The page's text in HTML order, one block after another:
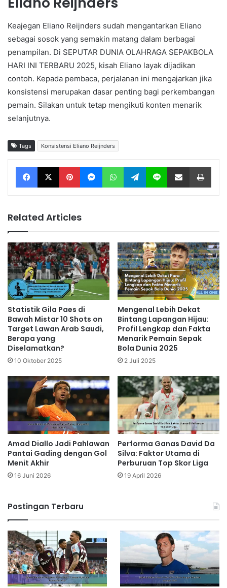
Keajegan Eliano Reijnders sudah mengantarkan Eliano
sebagai sosok yang semakin matang dalam berbagai
penampilan. Di SEPUTAR DUNIA OLAHRAGA SEPAKBOLA
HARI INI TERBARU 2025, kisah Eliano layak dijadikan
contoh. Kepada pembaca, perjalanan ini mengajarkan jika
konsistensi merupakan dasar penting bagi perkembangan
pemain. Silakan untuk tetap mengikuti konten menarik
selanjutnya.
Tags Konsistensi Eliano Reijnders
Facebook X Pinterest Messenger WhatsApp Telegram Line Share via Email
Related Articles
Statistik Gila Paes di
Bawah Mistar 10 Shots on
Target Lawan Arab Saudi,
Berapa yang
Diselamatkan?
10 Oktober 2025
Mengenal Lebih Dekat
Bintang Lapangan Hijau:
Profil Lengkap dan Fakta
Menarik Pemain Sepak
Bola Dunia 2025
2 Juli 2025
Amad Diallo Jadi Pahlawan
Pantai Gading dengan Gol
Menit Akhir
16 Juni 2026
Performa Ganas David Da
Silva: Faktor Utama di
Perburuan Top Skor Liga
19 April 2026
Postingan Terbaru